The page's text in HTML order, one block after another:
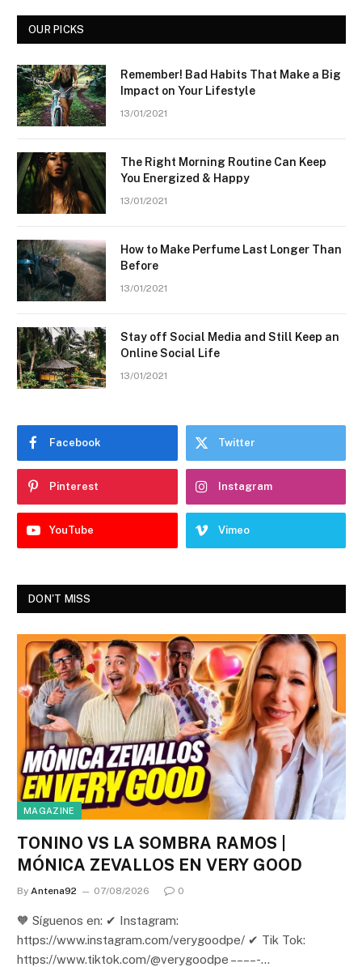
OUR PICKS
Remember! Bad Habits That Make a Big
Impact on Your Lifestyle
13/01/2021
The Right Morning Routine Can Keep
You Energized & Happy
13/01/2021
How to Make Perfume Last Longer Than
Before
13/01/2021
Stay off Social Media and Still Keep an
Online Social Life
13/01/2021
Facebook Twitter
Pinterest Instagram
YouTube Vimeo
DON'T MISS
MAGAZINE
TONINO VS LA SOMBRA RAMOS |
MÓNICA ZEVALLOS EN VERY GOOD
By Antena92 07/08/2026 0
🧡 Síguenos en: ✔ Instagram:
https://www.instagram.com/verygoodpe/ ✔ Tik Tok:
https://www.tiktok.com/@verygoodpe – – – – -…